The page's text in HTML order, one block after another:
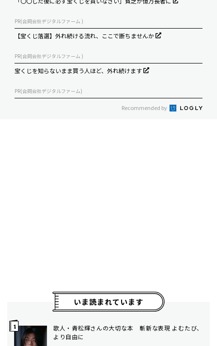
PR(合同会社デジタルファーム )
【宝くじ落選】外れ続ける流れ、ここで断ちませんか
PR(合同会社デジタルファーム )
宝くじを知らないまま買う人ほど、外れ続けます
PR(合同会社デジタルファーム)
Recommended by
いま読まれています
歌人・青松輝さんの大切な本 斬新な表現 よむたび、
より自由に